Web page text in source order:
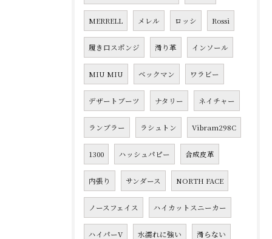
MERRELL メレル ロッシ Rossi
履き口スポンジ 滑り革 インソール
MIU MIU ベックマン ワラビー
デザートブーツ ナタリー ネイチャー
ランブラー ラシュトン Vibram298C
1300 ハッシュパピー 合成皮革
内張り サンダース NORTH FACE
ノースフェイス ハイカットスニーカー
ハイパーV 水濡れに強い 滑らない